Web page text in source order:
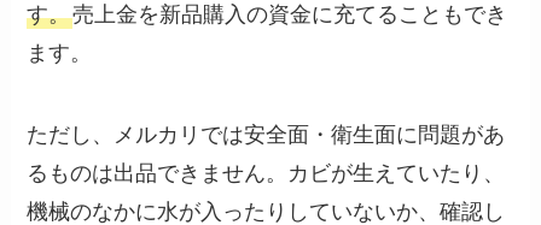
す。売上金を新品購入の資金に充てることもでき
ます。
ただし、メルカリでは安全面・衛生面に問題があ
るものは出品できません。カビが生えていたり、
機械のなかに水が入ったりしていないか、確認し